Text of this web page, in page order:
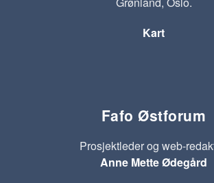
Kart
Fafo Østforum
Prosjektleder og web-
Anne Mette Ødegård